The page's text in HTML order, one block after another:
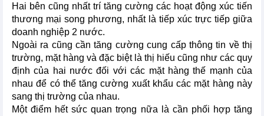
Hai bên cũng nhất trí tăng cường các hoạt động xúc tiến
thương mại song phương, nhất là tiếp xúc trực tiếp giữa
doanh nghiệp 2 nước.
Ngoài ra cũng cần tăng cường cung cấp thông tin về thị
trường, mặt hàng và đặc biệt là thị hiếu cũng như các quy
định của hai nước đối với các mặt hàng thế mạnh của
nhau để có thể tăng cường xuất khẩu các mặt hàng này
sang thị trường của nhau.
Một điểm hết sức quan trọng nữa là cần phối hợp tăng